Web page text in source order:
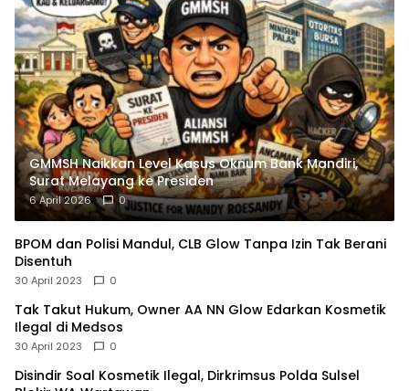
GMMSH Naikkan Level Kasus Oknum Bank Mandiri,
Surat Melayang ke Presiden
6 April 2026 0
BPOM dan Polisi Mandul, CLB Glow Tanpa Izin Tak Berani
Disentuh
30 April 2023 0
Tak Takut Hukum, Owner AA NN Glow Edarkan Kosmetik
Ilegal di Medsos
30 April 2023 0
Disindir Soal Kosmetik Ilegal, Dirkrimsus Polda Sulsel